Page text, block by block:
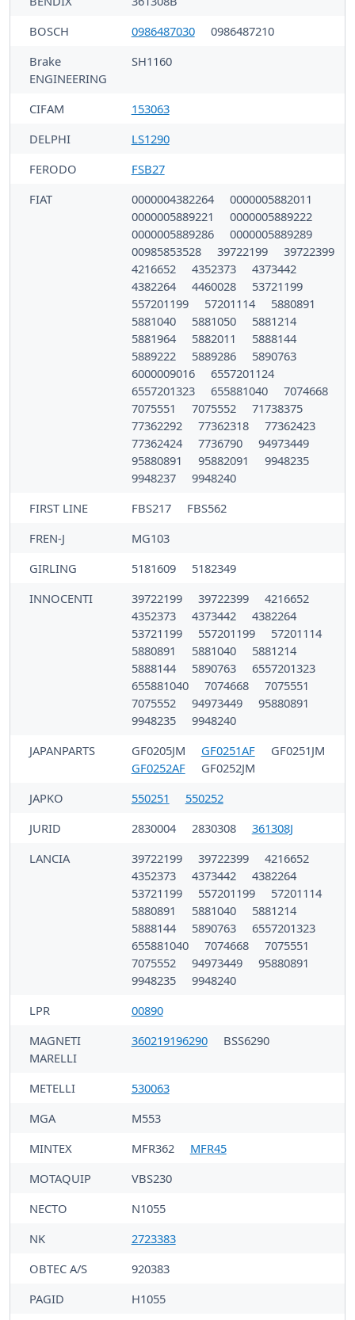
BOSCH
0986487030
0986487210
Brake
ENGINEERING
SH1160
CIFAM
153063
DELPHI
LS1290
FERODO
FSB27
FIAT
0000004382264
0000005882011
0000005889221
0000005889222
0000005889286
0000005889289
00985853528
39722199
39722399
4216652
4352373
4373442
4382264
4460028
53721199
557201199
57201114
5880891
5881040
5881050
5881214
5881964
5882011
5888144
5889222
5889286
5890763
6000009016
6557201124
6557201323
655881040
7074668
7075551
7075552
71738375
77362292
77362318
77362423
77362424
7736790
94973449
95880891
95882091
9948235
9948237
9948240
FIRST LINE
FBS217
FBS562
FREN-J
MG103
GIRLING
5181609
5182349
INNOCENTI
39722199 39722399
4216652
4352373
4373442
4382264
53721199
557201199
57201114
5880891
5881040
5881214
5888144
5890763
6557201323
655881040
7074668
7075551
7075552
94973449
95880891
9948235
9948240
JAPANPARTS
GF0205JM GF0251AF
GF0251JM
GF0252AF
GF0252JM
JAPKO
550251
550252
JURID
2830004 2830308
361308J
LANCIA
39722199 39722399
4216652
4352373
4373442
4382264
53721199
557201199
57201114
5880891
5881040
5881214
5888144
5890763
6557201323
655881040
7074668
7075551
7075552
94973449
95880891
9948235
9948240
LPR
00890
MAGNETI
MARELLI
360219196290 BSS6290
METELLI
530063
MGA
M553
MINTEX
MFR362
MFR45
MOTAQUIP
VBS230
NECTO
N1055
NK
2723383
OBTEC A/S
920383
PAGID
H1055